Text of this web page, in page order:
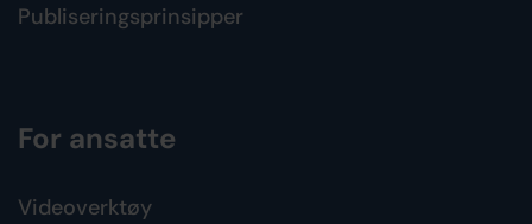
Publiseringsprinsipper
For ansatte
Videoverktøy